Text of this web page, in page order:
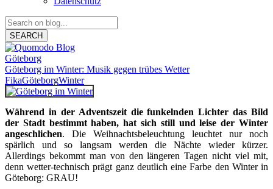
SEARCH
Göteborg
Göteborg im Winter: Musik gegen trübes Wetter
FikaGöteborgWinter
Während in der Adventszeit die funkelnden Lichter das Bild
der Stadt bestimmt haben, hat sich still und leise der Winter
angeschlichen. Die Weihnachtsbeleuchtung leuchtet nur noch
spärlich und so langsam werden die Nächte wieder kürzer.
Allerdings bekommt man von den längeren Tagen nicht viel mit,
denn wetter-technisch prägt ganz deutlich eine Farbe den Winter in
Göteborg: GRAU!